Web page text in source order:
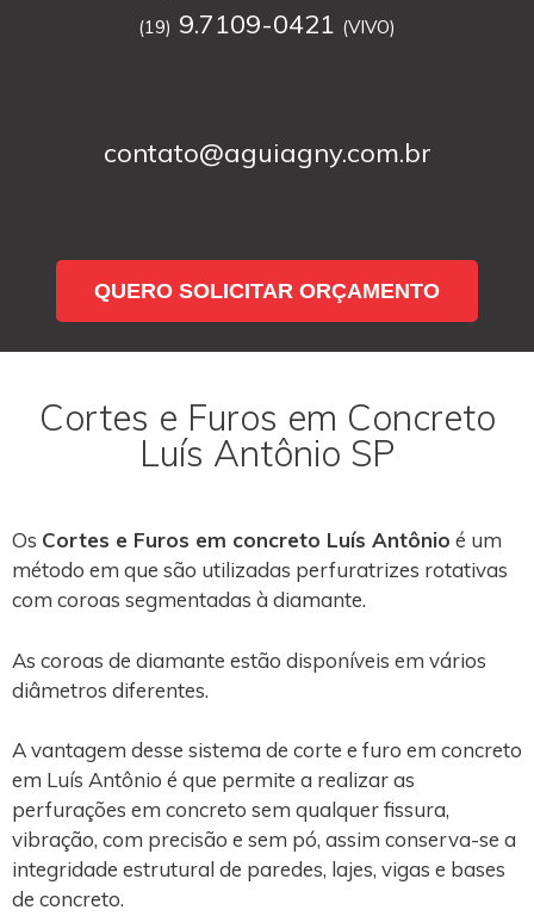
(19) 9.7109-0421 (VIVO)
contato@aguiagny.com.br
QUERO SOLICITAR ORÇAMENTO
Cortes e Furos em Concreto
Luís Antônio SP
Os Cortes e Furos em concreto Luís Antônio é um
método em que são utilizadas perfuratrizes rotativas
com coroas segmentadas à diamante.
As coroas de diamante estão disponíveis em vários
diâmetros diferentes.
A vantagem desse sistema de corte e furo em concreto
em Luís Antônio é que permite a realizar as
perfurações em concreto sem qualquer fissura,
vibração, com precisão e sem pó, assim conserva-se a
integridade estrutural de paredes, lajes, vigas e bases
de concreto.